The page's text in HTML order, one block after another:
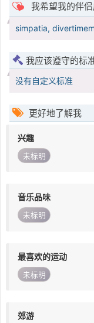
我希望我的伴
simpatia,
我应该遵守的标
没有自定义标准
更好地了解我
兴趣
未标明
音乐品味
未标明
最喜欢的运动
未标明
郊游